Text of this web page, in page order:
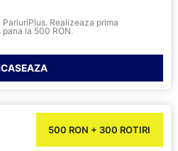
Realizeaza prima
la 500 RON.
500 RON + 300 ROTIRI